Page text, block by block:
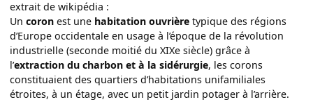
extrait de wikipédia :
Uncoron est une habitation ouvrière typique des régions
d’Europe occidentale en usage à l’époque de la révolution
industrielle (seconde moitié du XIXe siècle) grâce à
l’extraction du charbon et à la sidérurgie, les corons
constituaient des quartiers d’habitations unifamiliales
étroites, à un étage, avec un petit jardin potager à l’arrière.